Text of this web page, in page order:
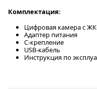
Комплектация:
Цифровая камера с
Адаптер питания
C-крепление
USB-кабель
Инструкция по